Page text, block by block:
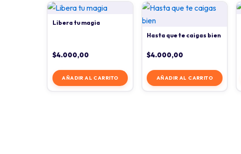
Libera tu magia
$4.000,00
AÑADIR AL CARRITO
Hasta que te caigas bien
$4.000,00
AÑADIR AL CARRITO